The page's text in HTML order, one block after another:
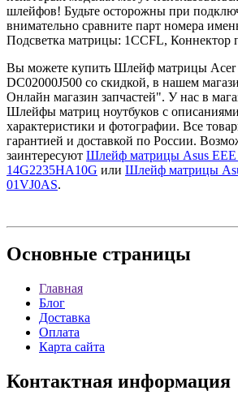
шлейфов! Будьте осторожны при
внимательно сравните парт номера
Подсветка матрицы: 1CCFL, Коннектор
Вы можете купить Шлейф матрицы Acer
DC02000J500 со скидкой, в нашем
Онлайн магазин запчастей". У нас в
Шлейфы матриц ноутбуков с
характеристики и фотографии. Все
гарантией и доставкой по России.
заинтересуют Шлейф матрицы Asus EEE
14G2235HA10G или Шлейф матрицы
01VJ0AS.
Основные страницы
Главная
Блог
Доставка
Оплата
Карта сайта
Контактная информация